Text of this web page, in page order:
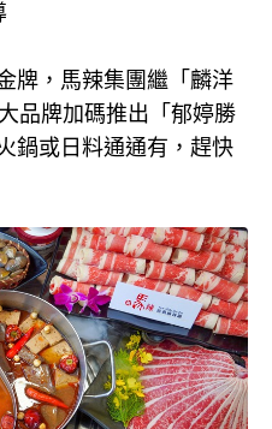
牌，馬辣集團繼「麟洋
品牌加碼推出「郁婷勝
鍋或日料通通有，趕快